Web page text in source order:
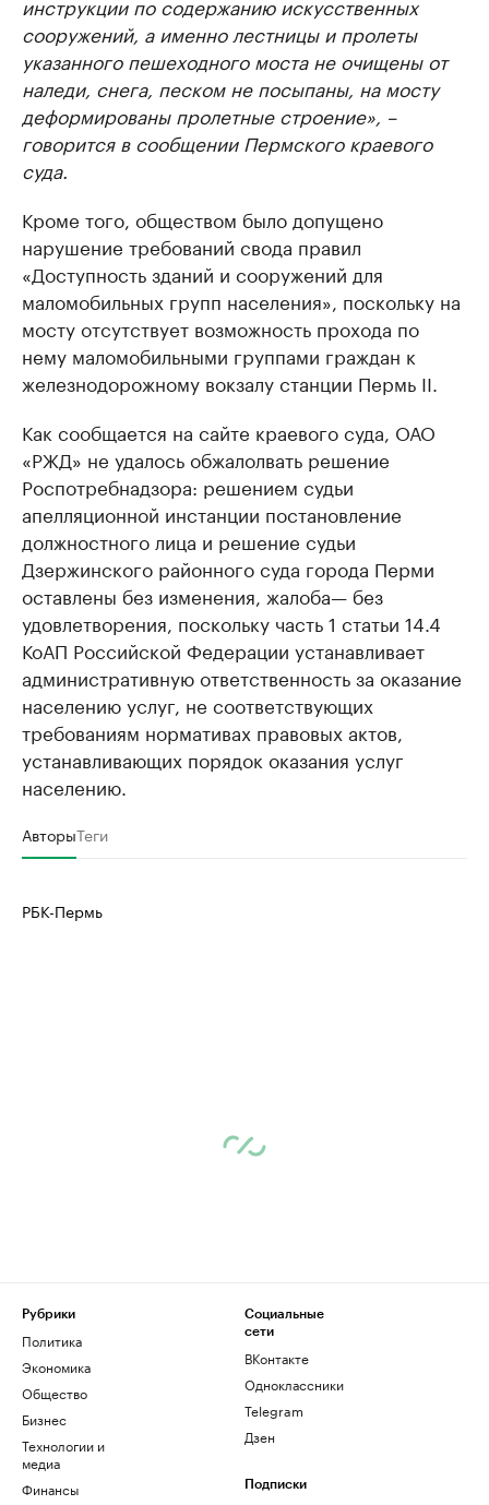
сооружений, а именно лестницы и пролеты
указанного пешеходного моста не очищены от
наледи, снега, песком не посыпаны, на мосту
деформированы пролетные строение», –
говорится в сообщении Пермского краевого
суда.
Кроме того, обществом было допущено
нарушение требований свода правил
«Доступность зданий и сооружений для
маломобильных групп населения», поскольку на
мосту отсутствует возможность прохода по
нему маломобильными группами граждан к
железнодорожному вокзалу станции Пермь II.
Как сообщается на сайте краевого суда, ОАО
«РЖД» не удалось обжалолвать решение
Роспотребнадзора: решением судьи
апелляционной инстанции постановление
должностного лица и решение судьи
Дзержинского районного суда города Перми
оставлены без изменения, жалоба— без
удовлетворения, поскольку часть 1 статьи 14.4
КоАП Российской Федерации устанавливает
административную ответственность за оказание
населению услуг, не соответствующих
требованиям нормативах правовых актов,
устанавливающих порядок оказания услуг
населению.
АвторыТеги
РБК-Пермь
Рубрики
Политика
Экономика
Общество
Бизнес
Технологии и
медиа
Финансы
Социальные
сети
ВКонтакте
Одноклассники
Telegram
Дзен
Подписки